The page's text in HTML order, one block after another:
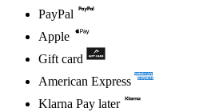
PayPal
Apple
Gift card
American Express
Klarna Pay later